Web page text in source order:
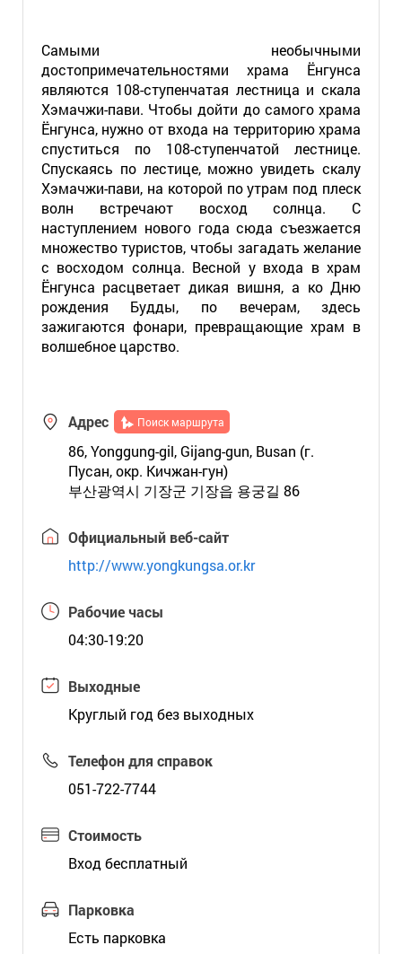
Самыми необычными
достопримечательностями храма Ёнгунса
являются 108-ступенчатая лестница и скала
Хэмачжи-пави. Чтобы дойти до самого храма
Ёнгунса, нужно от входа на территорию храма
спуститься по 108-ступенчатой лестнице.
Спускаясь по лестице, можно увидеть скалу
Хэмачжи-пави, на которой по утрам под плеск
волн встречают восход солнца. С
наступлением нового года сюда съезжается
множество туристов, чтобы загадать желание
с восходом солнца. Весной у входа в храм
Ёнгунса расцветает дикая вишня, а ко Дню
рождения Будды, по вечерам, здесь
зажигаются фонари, превращающие храм в
волшебное царство.
Адрес Поиск маршрута
86, Yonggung-gil, Gijang-gun, Busan (г.
Пусан, окр. Кичжан-гун)
부산광역시 기장군 기장읍 용궁길 86
Официальный веб-сайт
http://www.yongkungsa.or.kr
Рабочие часы
04:30-19:20
Выходные
Круглый год без выходных
Телефон для справок
051-722-7744
Стоимость
Вход бесплатный
Парковка
Есть парковка